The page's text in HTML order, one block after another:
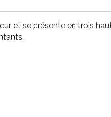
et se présente en trois